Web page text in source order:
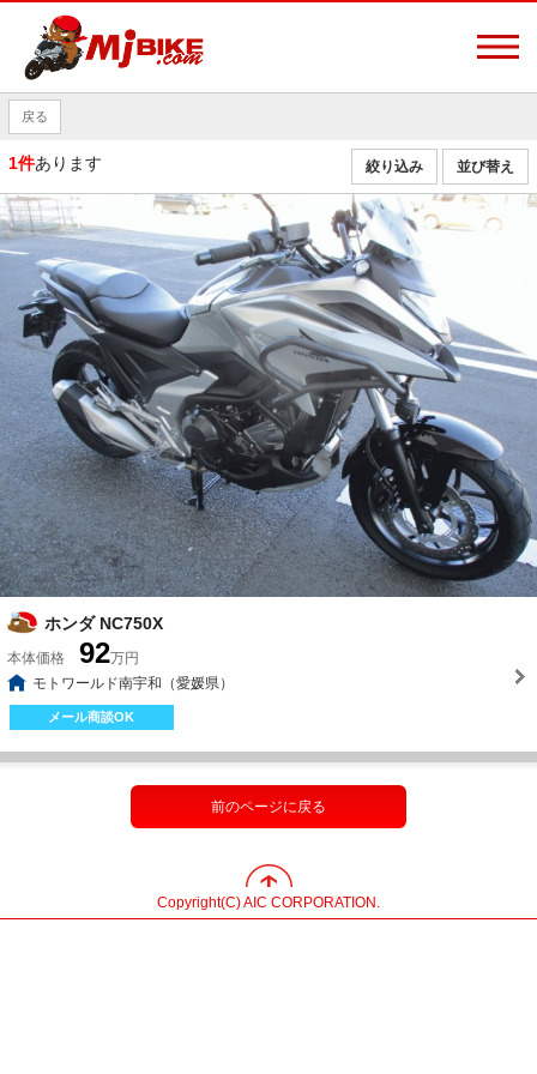
戻る
1件あります 並び替え
絞り込み
ホンダ NC750X
本体価格 92万円
モトワールド南宇和（愛媛県）
メール商談OK
前のページに戻る
Copyright(C) AIC CORPORATION.